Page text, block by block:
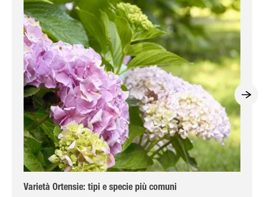
Varietà Ortensie: tipi e specie più comuni